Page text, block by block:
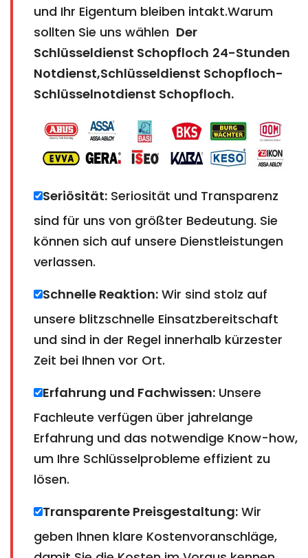
und Ihr Eigentum bleiben intakt.Warum
sollten Sie uns wählen Der
Schlüsseldienst Schopfloch 24-Stunden
Notdienst,Schlüsseldienst Schopfloch-
Schlüsselnotdienst Schopfloch.
Seriösität: Seriosität und Transparenz
sind für uns von größter Bedeutung. Sie
können sich auf unsere Dienstleistungen
verlassen.
Schnelle Reaktion: Wir sind stolz auf
unsere blitzschnelle Einsatzbereitschaft
und sind in der Regel innerhalb kürzester
Zeit bei Ihnen vor Ort.
Erfahrung und Fachwissen: Unsere
Fachleute verfügen über jahrelange
Erfahrung und das notwendige Know-how,
um Ihre Schlüsselprobleme effizient zu
lösen.
Transparente Preisgestaltung: Wir
geben Ihnen klare Kostenvoranschläge,